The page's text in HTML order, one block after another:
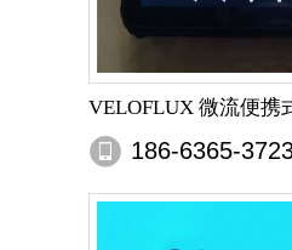
186-6365-3723